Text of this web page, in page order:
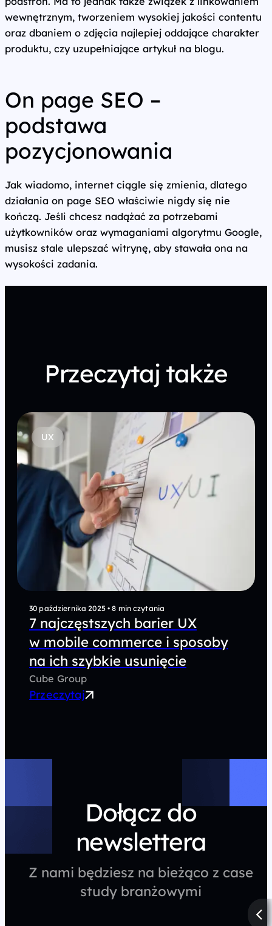
wewnętrznym, tworzeniem wysokiej jakości contentu
oraz dbaniem o zdjęcia najlepiej oddające charakter
produktu, czy uzupełniające artykuł na blogu.
On page SEO –
podstawa
pozycjonowania
Jak wiadomo, internet ciągle się zmienia, dlatego
działania on page SEO właściwie nigdy się nie
kończą. Jeśli chcesz nadążać za potrzebami
użytkowników oraz wymaganiami algorytmu Google,
musisz stale ulepszać witrynę, aby stawała ona na
wysokości zadania.
Przeczytaj także
CRO
20 października 2025• 7 min czytania
5 najczęstszych błędów
w testach A/B, które
zmniejszają ich biznesową
wartość
Cube Group
Dołącz do
newslettera
Z nami będziesz na bieżąco z case
study branżowymi